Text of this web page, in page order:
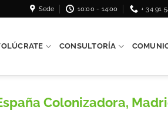
Sede 10:00 - 14:00 + 34 91
CONSULTORÍA
Colonizadora,